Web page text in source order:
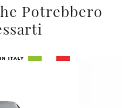
Potrebbero